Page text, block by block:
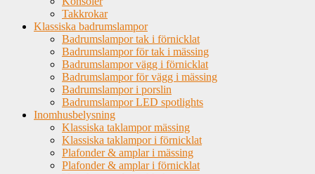
Takkrokar
Klassiska badrumslampor
Badrumslampor tak i förnicklat
Badrumslampor för tak i mässing
Badrumslampor vägg i förnicklat
Badrumslampor för vägg i mässing
Badrumslampor i porslin
Badrumslampor LED spotlights
Inomhusbelysning
Klassiska taklampor mässing
Klassiska taklampor i förnicklat
Plafonder & amplar i mässing
Plafonder & amplar i förnicklat